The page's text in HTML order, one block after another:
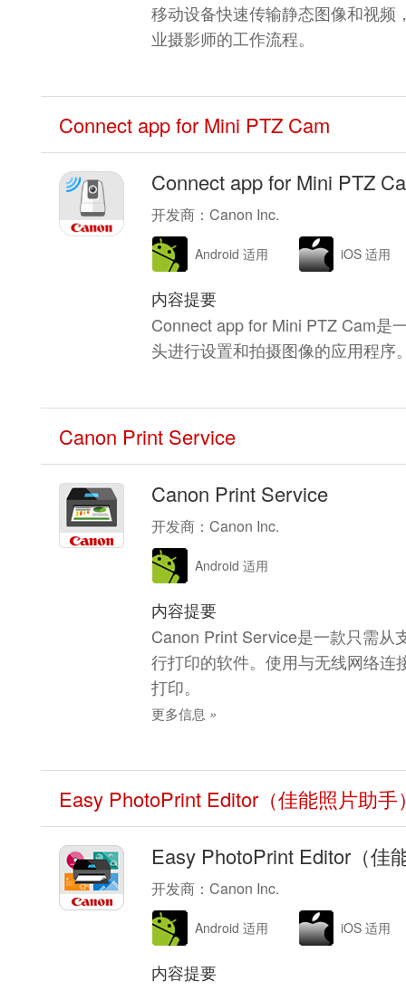
移动设备快速传输静态图像和视频
业摄影师的工作流程。
Connect app for Mini PTZ Cam
Connect app for Mini PTZ
开发商：Canon Inc.
Android 适用 iOS 适用
内容提要
Connect app for Mini PTZ Cam是
头进行设置和拍摄图像的应用程序
Canon Print Service
Canon Print Service
开发商：Canon Inc.
Android 适用
内容提要
Canon Print Service是一款只需从
行打印的软件。使用与无线网络连
打印。
更多信息 »
Easy PhotoPrint Editor（佳能照片助手
Easy PhotoPrint Editor（佳
开发商：Canon Inc.
Android 适用 iOS 适用
内容提要